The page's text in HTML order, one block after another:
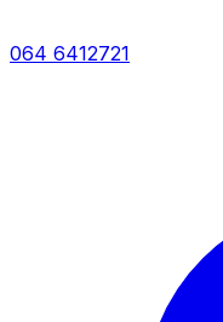
064 6412721